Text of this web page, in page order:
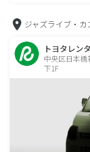
ジャズライブ・カ
トヨタレン
中央区日本
下1F